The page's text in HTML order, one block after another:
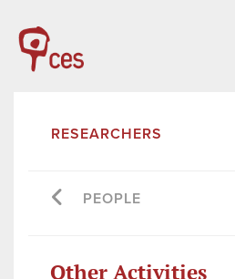
RESEARCHERS
PEOPLE
Other Activities